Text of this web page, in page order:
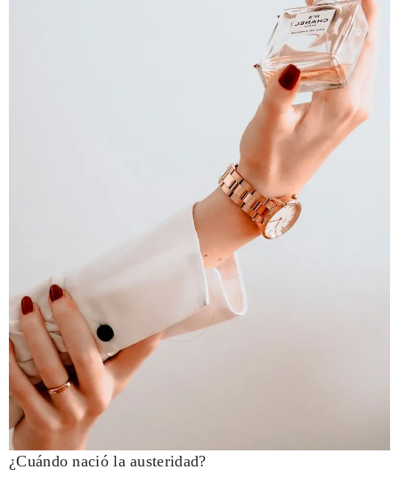
¿Cuándo nació la austeridad?